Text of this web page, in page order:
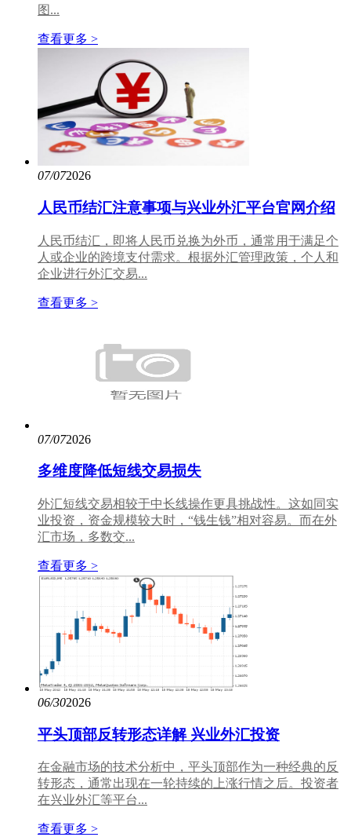
图...
查看更多 >
07/072026
人民币结汇注意事项与兴业外汇平台官网介绍
人民币结汇，即将人民币兑换为外币，通常用于满足个
人或企业的跨境支付需求。根据外汇管理政策，个人和
企业进行外汇交易...
查看更多 >
07/072026
多维度降低短线交易损失
外汇短线交易相较于中长线操作更具挑战性。这如同实
业投资，资金规模较大时，“钱生钱”相对容易。而在外
汇市场，多数交...
查看更多 >
06/302026
平头顶部反转形态详解 兴业外汇投资
在金融市场的技术分析中，平头顶部作为一种经典的反
转形态，通常出现在一轮持续的上涨行情之后。投资者
在兴业外汇等平台...
查看更多 >